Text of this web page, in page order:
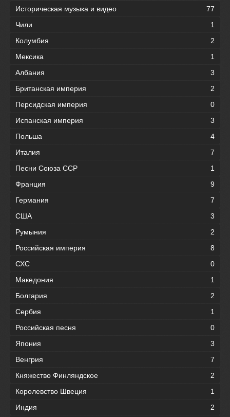
Историческая музыка и видео
77
Чили
1
Колумбия
2
Мексика
1
Албания
3
Британская империя
2
Персидская империя
0
Испанская империя
3
Польша
4
Италия
7
Песни Союза ССР
1
Франция
9
Германия
7
США
3
Румыния
2
Российская империя
8
СХС
0
Македония
1
Болгария
2
Сербия
1
Российская песня
0
Япония
3
Венгрия
7
Княжество Финляндское
2
Королевство Швеция
1
Индия
2